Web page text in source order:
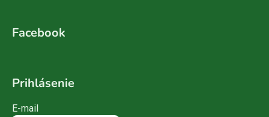
Facebook
Prihlásenie
E-mail